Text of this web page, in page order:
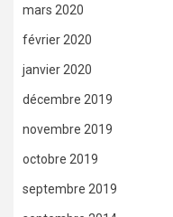
mars 2020
février 2020
janvier 2020
décembre 2019
novembre 2019
octobre 2019
septembre 2019